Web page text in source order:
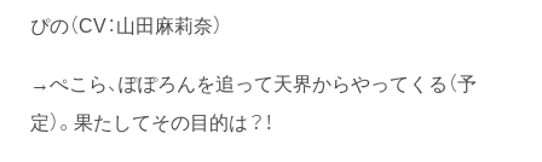
ぴの（CV：山田麻莉奈）
→ぺこら、ぽぽろんを追って天界からやってくる（予
定）。果たしてその目的は？！